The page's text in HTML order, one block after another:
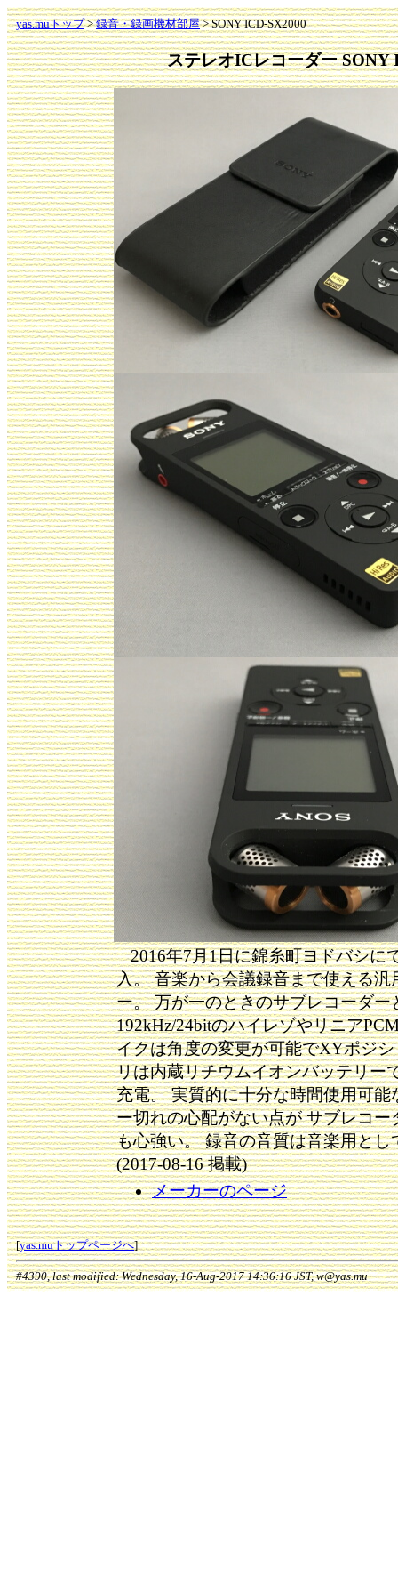
yas.muトップ>録音・録画機材部屋> SONY ICD-SX2000
ステレオICレコーダー SONY
2016年7月1日に錦糸町ヨドバシに
入。 音楽から会議録音まで使える汎
ー。 万が一のときのサブレコーダー
192kHz/24bitのハイレゾやリニア
イクは角度の変更が可能でXYポジ
リは内蔵リチウムイオンバッテリー
充電。 実質的に十分な時間使用可能
ー切れの心配がない点が サブレコー
も心強い。 録音の音質は音楽用とし
(2017-08-16 掲載)
メーカーのページ
[yas.muトップページへ]
#4390, last modified: Wednesday, 16-Aug-2017 14:36:16 JST, w@yas.mu